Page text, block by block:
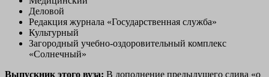
Деловой
Редакция журнала «Государственная служба»
Культурный
Загородный учебно-оздоровительный комплекс
«Солнечный»
Выпускник этого вуза: В дополнение предыдущего слива «о